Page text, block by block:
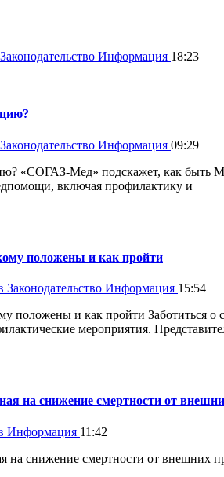
Законодательство Информация 18:23
Законодательство Информация 09:29
«СОГАЗ-Мед» подскажет, как быть
включая профилактику и
положены и как пройти
Законодательство Информация 15:54
положены и как пройти Заботиться о
мероприятия.
на снижение смертности от
Информация 11:42
на снижение смертности от внешних